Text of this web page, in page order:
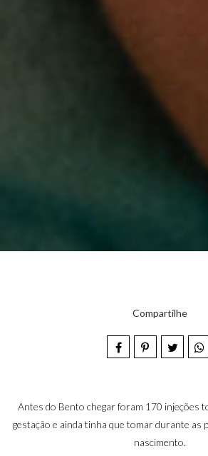
Compartilhe
Antes do Bento chegar foram 170 injeções
gestação e ainda tinha que tomar durante as
nascimento.